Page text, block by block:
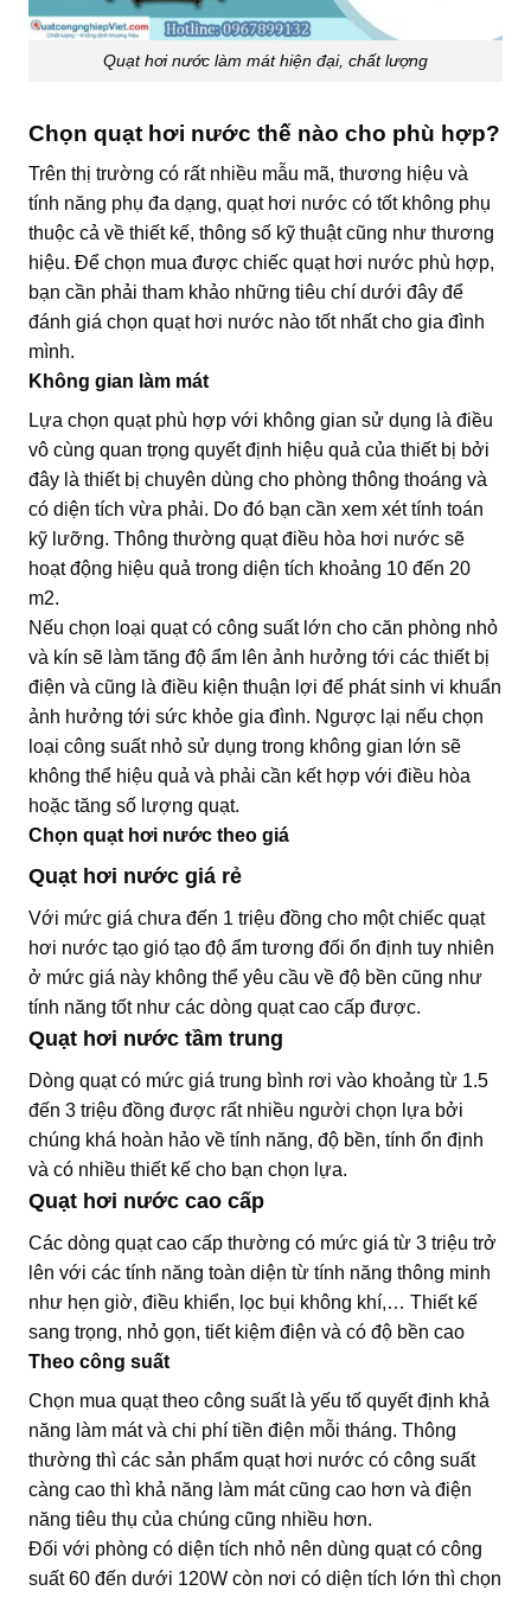
Quạt hơi nước làm mát hiện đại, chất lượng
Chọn quạt hơi nước thế nào cho phù hợp?
Trên thị trường có rất nhiều mẫu mã, thương hiệu và
tính năng phụ đa dạng, quạt hơi nước có tốt không phụ
thuộc cả về thiết kế, thông số kỹ thuật cũng như thương
hiệu. Để chọn mua được chiếc quạt hơi nước phù hợp,
bạn cần phải tham khảo những tiêu chí dưới đây để
đánh giá chọn quạt hơi nước nào tốt nhất cho gia đình
mình.
Không gian làm mát
Lựa chọn quạt phù hợp với không gian sử dụng là điều
vô cùng quan trọng quyết định hiệu quả của thiết bị bởi
đây là thiết bị chuyên dùng cho phòng thông thoáng và
có diện tích vừa phải. Do đó bạn cần xem xét tính toán
kỹ lưỡng. Thông thường quạt điều hòa hơi nước sẽ
hoạt động hiệu quả trong diện tích khoảng 10 đến 20
m2.
Nếu chọn loại quạt có công suất lớn cho căn phòng nhỏ
và kín sẽ làm tăng độ ẩm lên ảnh hưởng tới các thiết bị
điện và cũng là điều kiện thuận lợi để phát sinh vi khuẩn
ảnh hưởng tới sức khỏe gia đình. Ngược lại nếu chọn
loại công suất nhỏ sử dụng trong không gian lớn sẽ
không thể hiệu quả và phải cần kết hợp với điều hòa
hoặc tăng số lượng quạt.
Chọn quạt hơi nước theo giá
Quạt hơi nước giá rẻ
Với mức giá chưa đến 1 triệu đồng cho một chiếc quạt
hơi nước tạo gió tạo độ ẩm tương đối ổn định tuy nhiên
ở mức giá này không thể yêu cầu về độ bền cũng như
tính năng tốt như các dòng quạt cao cấp được.
Quạt hơi nước tầm trung
Dòng quạt có mức giá trung bình rơi vào khoảng từ 1.5
đến 3 triệu đồng được rất nhiều người chọn lựa bởi
chúng khá hoàn hảo về tính năng, độ bền, tính ổn định
và có nhiều thiết kế cho bạn chọn lựa.
Quạt hơi nước cao cấp
Các dòng quạt cao cấp thường có mức giá từ 3 triệu trở
lên với các tính năng toàn diện từ tính năng thông minh
như hẹn giờ, điều khiển, lọc bụi không khí,… Thiết kế
sang trọng, nhỏ gọn, tiết kiệm điện và có độ bền cao
Theo công suất
Chọn mua quạt theo công suất là yếu tố quyết định khả
năng làm mát và chi phí tiền điện mỗi tháng. Thông
thường thì các sản phẩm quạt hơi nước có công suất
càng cao thì khả năng làm mát cũng cao hơn và điện
năng tiêu thụ của chúng cũng nhiều hơn.
Đối với phòng có diện tích nhỏ nên dùng quạt có công
suất 60 đến dưới 120W còn nơi có diện tích lớn thì chọn